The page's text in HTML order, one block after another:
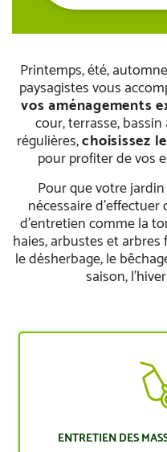
Printemps, été,
paysagistes vous
vos aménagements
cour, terrasse,
régulières,choisissez
pour profiter de vos
Pour que votre
nécessaire
d’entretien comme la
haies, arbustes et
le désherbage, le
saison,
ENTRETIEN DES